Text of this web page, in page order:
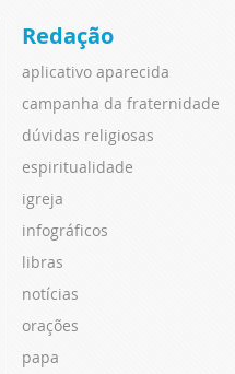
Redação
aplicativo aparecida
campanha da fraternidade
dúvidas religiosas
espiritualidade
igreja
infográficos
libras
notícias
orações
papa